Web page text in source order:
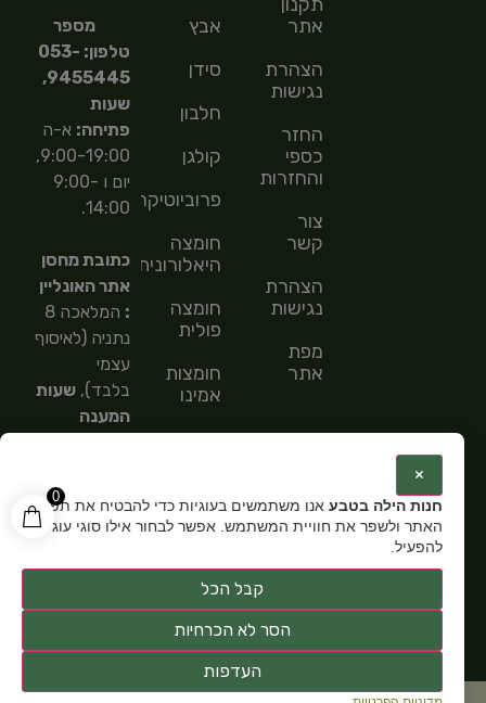
0
אתר
הצהרת
נגישות
החזר
כספי
והחזרות
צור
קשר
הצהרת
נגישות
מפת
אתר
אבץ
סידן
חלבון
קולגן
פרוביוטיקה
חומצה
היאלורונית
חומצה
פולית
חומצות
אמינו
חומצות
מספר
טלפון: 053-
9455445,
שעות
פתיחה: א-ה
9:00-19:00,
יום ו 9:00-
14:00.
כתובת מחסן
אתר האונליין
:
המלאכה 8
נתניה (לאיסוף
עצמי
בלבד),שעות
המענה
מספר
טלפון: 054-
פתיחה:א-ה
×
חנות הילה בטבע אנו משתמשים בעוגיות כדי להבטיח את תפקוד
האתר ולשפר את חוויית המשתמש. אפשר לבחור אילו סוגי עוגיות
להפעיל.
קבל הכל
הסר לא הכרחיות
העדפות